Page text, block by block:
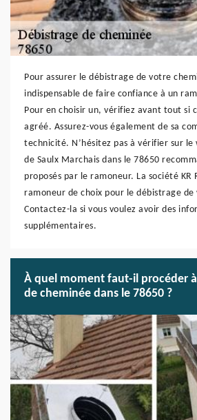
Pour assurer le débistrage de votre
indispensable de faire confiance à un
Pour en choisir un, vérifiez avant tout si
agréé. Assurez-vous également de sa
technicité. N’hésitez pas à vérifier sur le
de Saulx Marchais dans le 78650
proposés par le ramoneur. La société KR
ramoneur de choix pour le débistrage
Contactez-la si vous voulez avoir des
supplémentaires.
À quel moment faut-il procéder
de cheminée dans le 78650 ?